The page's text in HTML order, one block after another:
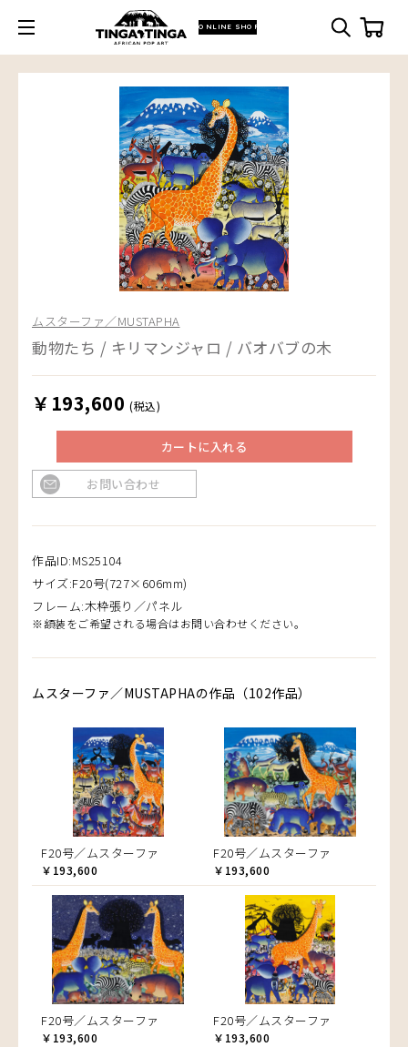
ONLINE SHOP
ムスターファ／MUSTAPHA
動物たち / キリマンジャロ / バオバブの木
￥193,600 (税込)
カートに入れる
お問い合わせ
作品ID:MS25104
サイズ:F20号(727×606mm)
フレーム:木枠張り／パネル
※額装をご希望される場合はお問い合わせください。
ムスターファ／MUSTAPHAの作品（102作品）
F20号／ムスターファ
￥193,600
F20号／ムスターファ
￥193,600
F20号／ムスターファ
￥193,600
F20号／ムスターファ
￥193,600